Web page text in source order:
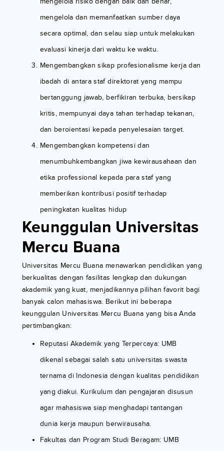
mengelola dan memanfaatkan sumber daya
secara optimal, dan selau siap untuk melakukan
evaluasi kinerja dari waktu ke waktu.
Mengembangkan sikap profesionalisme kerja dan
ibadah di antara staf direktorat yang mampu
bertanggung jawab, berfikiran terbuka, bersikap
kritis, mempunyai daya tahan terhadap tekanan,
dan beroientasi kepada penyelesaian target.
Mengembangkan kompetensi dan
menumbuhkembangkan jiwa kewirausahaan dan
etika professional kepada para staf yang
memberikan kontribusi positif terhadap
peningkatan kualitas hidup
Keunggulan Universitas
Mercu Buana
Universitas Mercu Buana menawarkan pendidikan yang
berkualitas dengan fasilitas lengkap dan dukungan
akademik yang kuat, menjadikannya pilihan favorit bagi
banyak calon mahasiswa. Berikut ini beberapa
keunggulan Universitas Mercu Buana yang bisa Anda
pertimbangkan:
Reputasi Akademik yang Terpercaya: UMB
dikenal sebagai salah satu universitas swasta
ternama di Indonesia dengan kualitas pendidikan
yang diakui. Kurikulum dan pengajaran disusun
agar mahasiswa siap menghadapi tantangan
dunia kerja maupun berwirausaha.
Fakultas dan Program Studi Beragam: UMB